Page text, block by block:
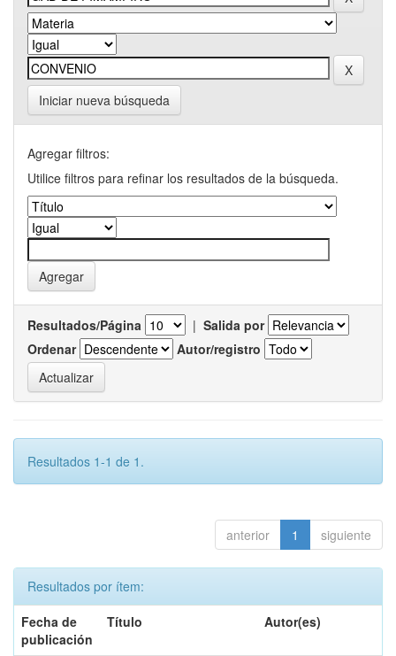
Iniciar nueva búsqueda
Agregar filtros:
Utilice filtros para refinar los resultados de la búsqueda.
Resultados/Página | Salida por
Ordenar
Autor/registro
Resultados 1-1 de 1.
anterior 1 siguiente
Resultados por ítem:
Fecha de
publicación
Título Autor(es)